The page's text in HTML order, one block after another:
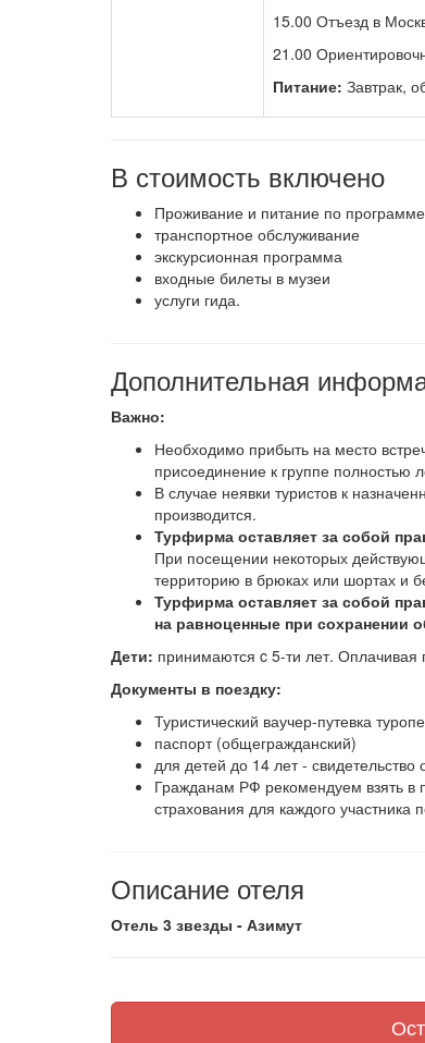
15.00 Отъезд в
21.00
Питание: Завтрак,
В стоимость включено
Проживание и питание по программе
транспортное обслуживание
экскурсионная программа
входные билеты в музеи
услуги гида.
Дополнительная
Важно:
Необходимо прибыть на место
присоединение к группе полностью
В случае неявки туристов к
производится.
Турфирма оставляет за собой
При посещении некоторых
территорию в брюках или шортах и
Турфирма оставляет за собой
на равноценные при сохранении
Дети: принимаются c 5-ти лет. Оплачивая
Документы в поездку:
Туристический ваучер-путевка
паспорт (общегражданский)
для детей до 14 лет - свидетельство
Гражданам РФ рекомендуем взять в
страхования для каждого участника
Описание отеля
Отель 3 звезды - Азимут